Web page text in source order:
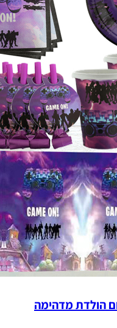
הולדת מדהימה